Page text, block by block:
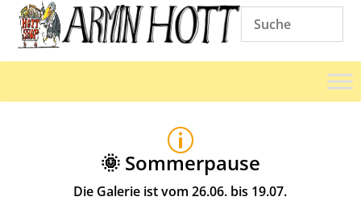
p
🌞 Sommerpause
Die Galerie ist vom 26.06. bis 19.07.